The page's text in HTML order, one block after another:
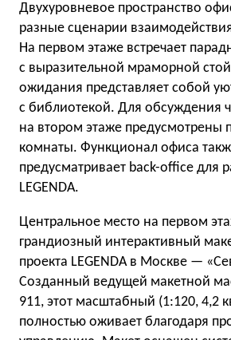
Двухуровневое пространство
разные сценарии
На первом этаже встречает
с выразительной мраморной
ожидания представляет собой
с библиотекой. Для обсуждения
на втором этаже предусмотрены
комнаты. Функционал офиса
предусматривает back-office для
LEGENDA.
Центральное место на первом
грандиозный интерактивный
проекта LEGENDA в Москве —
Созданный ведущей макетной
911, этот масштабный (1:120, 4,2
полностью оживает благодаря